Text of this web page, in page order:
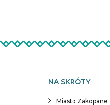
NA SKRÓTY
Miasto Zakopane